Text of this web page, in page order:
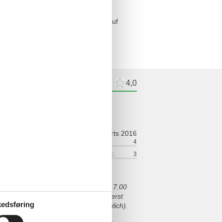
mit Frontspoilern können nur auf
4,0
marts 2016
4
Service på stedet:
3
Anreise nur von 15.00 Uhr bis 17.00
Tag Urlaub nehmen, da wir sonst erst
(dies ist nur mit Aufpreis möglich).
erwähnt würde. Das